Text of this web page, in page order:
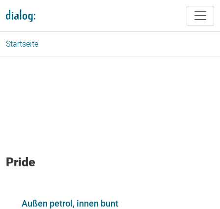
Startseite
Pride
Außen petrol, innen bunt